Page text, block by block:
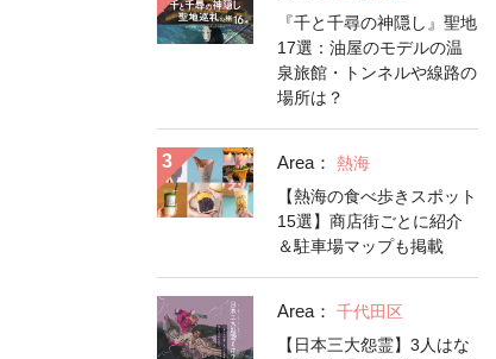
『千と千尋の神隠し』聖地
17選：油屋のモデルの温
泉旅館・トンネルや線路の
場所は？
Area：
熱海
【熱海の食べ歩きスポット
15選】商店街ごとに紹介
＆駐車場マップも掲載
Area：
千代田区
【日本三大怨霊】3人はな